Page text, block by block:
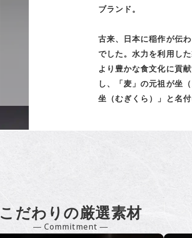
ブランド。
古来、日本に稲作が伝
でした。水力を利用し
より豊かな食文化に貢
し、「麦」の元祖が坐
坐（むぎくら）」と名付
こだわりの厳選素材
― Commitment ―